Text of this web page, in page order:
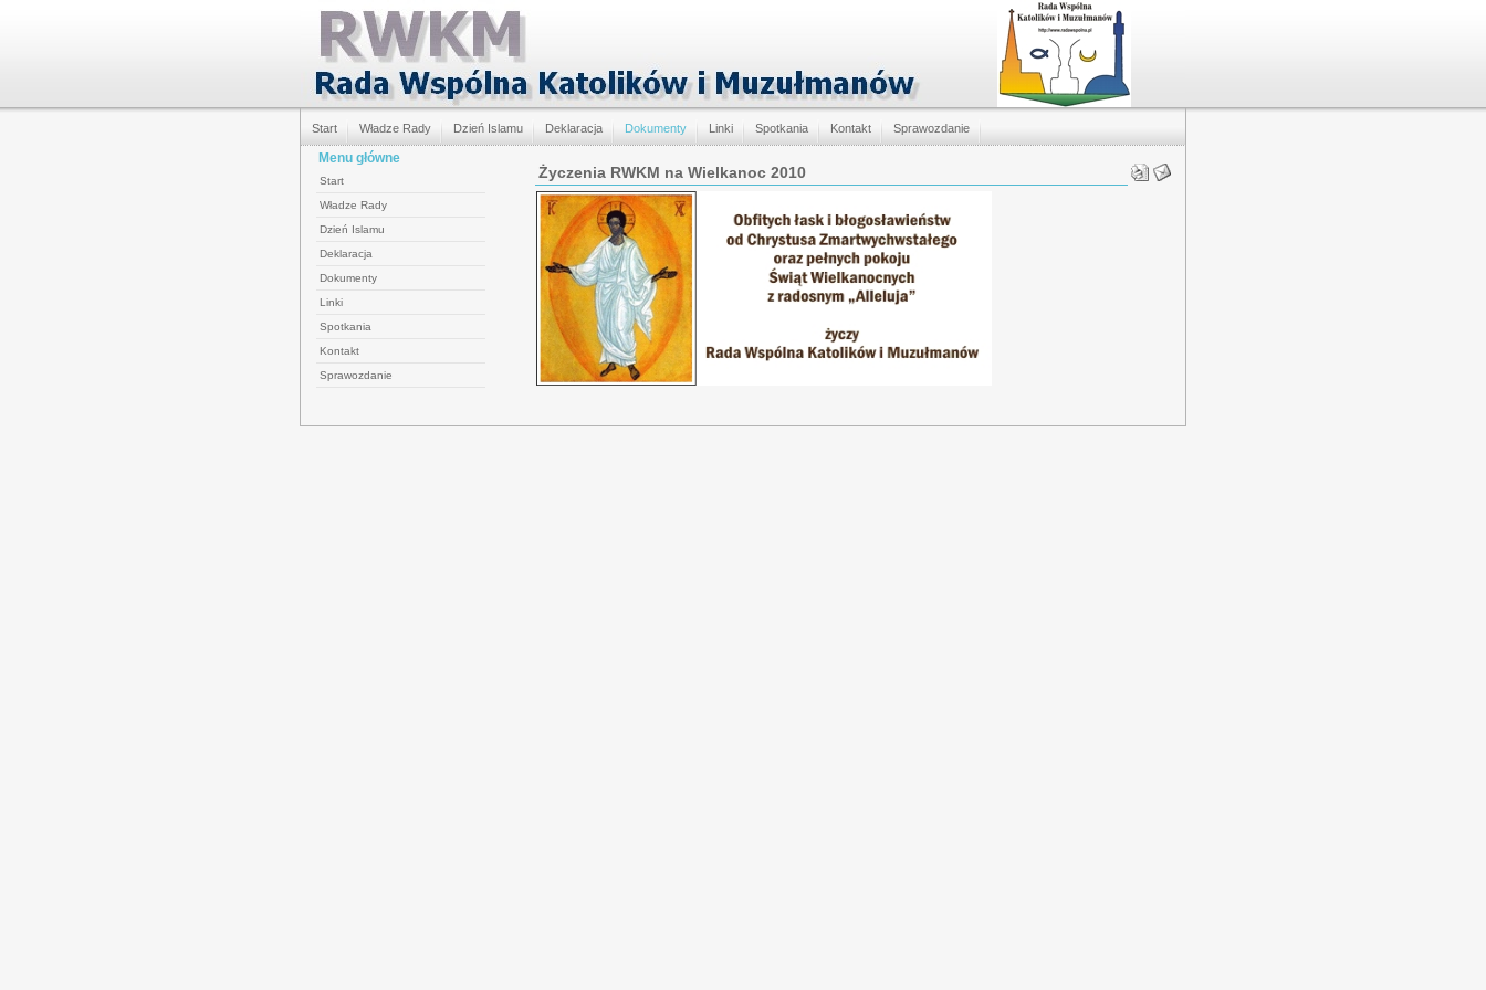
Start Władze Rady Dzień Islamu Deklaracja Dokumenty Linki Spotkania Kontakt Sprawozdanie
Menu główne
Start
Władze Rady
Dzień Islamu
Deklaracja
Dokumenty
Linki
Spotkania
Kontakt
Sprawozdanie
Życzenia RWKM na Wielkanoc 2010